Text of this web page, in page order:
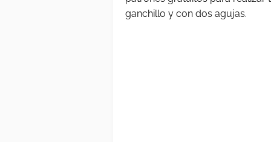
ganchillo y con dos agujas.